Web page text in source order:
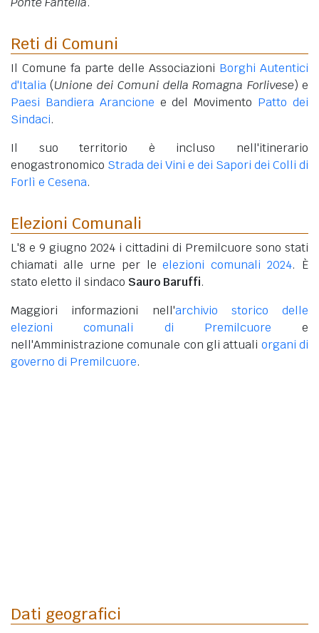
Reti di Comuni
Il Comune fa parte delle Associazioni Borghi Autentici
d'Italia (Unione dei Comuni della Romagna Forlivese) e
Paesi Bandiera Arancione e del Movimento Patto dei
Sindaci.
Il suo territorio è incluso nell'itinerario
enogastronomico Strada dei Vini e dei Sapori dei Colli di
Forlì e Cesena.
Elezioni Comunali
L'8 e 9 giugno 2024 i cittadini di Premilcuore sono stati
chiamati alle urne per leelezioni comunali 2024. È
stato eletto il sindaco Sauro Baruffi.
Maggiori informazioni nell'archivio storico delle
elezioni comunali di Premilcuore e
nell'Amministrazione comunale con gli attuali organi di
governo di Premilcuore.
Dati geografici